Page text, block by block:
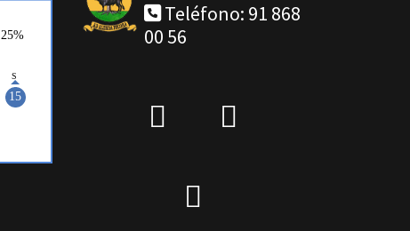
Teléfono: 91 868
00 56
facebook